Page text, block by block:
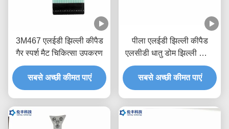
3M467 एलईडी झिल्ली कीपैड
गैर स्पर्श मैट चिकित्सा उपकरण
सबसे अच्छी कीमत पाएं
पीला एलईडी झिल्ली कीपैड
एलसीडी धातु डोम झिल्ली स्विच
कीबोर्ड
सबसे अच्छी कीमत पाएं